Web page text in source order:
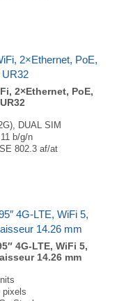
2×Ethernet, PoE,
DUAL SIM
b/g/n
802.3 af/at
4G-LTE, WiFi 5,
14.26 mm
pixels